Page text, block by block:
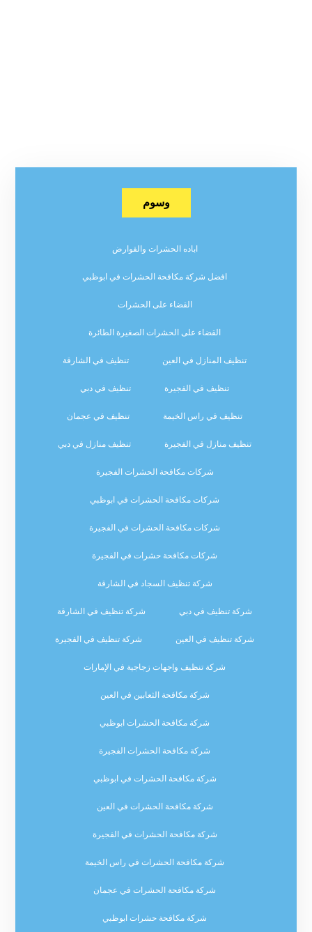
وسوم
اباده الحشرات والقوارض
افضل شركة مكافحة الحشرات في ابوظبي
القضاء على الحشرات
القضاء على الحشرات الصغيرة الطائرة
تنظيف المنازل في العين تنظيف في الشارقة
تنظيف في الفجيرة تنظيف في دبي
تنظيف في راس الخيمة تنظيف في عجمان
تنظيف منازل في الفجيرة تنظيف منازل في دبي
شركات مكافحة الحشرات الفجيرة
شركات مكافحة الحشرات في ابوظبي
شركات مكافحة الحشرات في الفجيرة
شركات مكافحة حشرات في الفجيرة
شركة تنظيف السجاد في الشارقة
شركة تنظيف في دبي شركة تنظيف في الشارقة
شركة تنظيف في العين شركة تنظيف في الفجيرة
شركة تنظيف واجهات زجاجية في الإمارات
شركة مكافحة الثعابين في العين
شركة مكافحة الحشرات ابوظبي
شركة مكافحة الحشرات الفجيرة
شركة مكافحة الحشرات في ابوظبي
شركة مكافحة الحشرات في العين
شركة مكافحة الحشرات في الفجيرة
شركة مكافحة الحشرات في راس الخيمة
شركة مكافحة الحشرات في عجمان
شركة مكافحة حشرات ابوظبي